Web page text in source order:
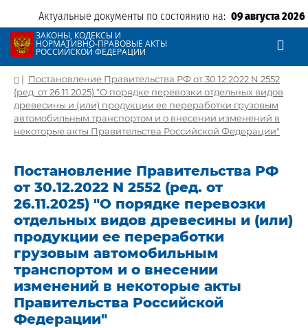
Актуальные документы по состоянию на: 09 августа 2026
ЗАКОНЫ, КОДЕКСЫ И
НОРМАТИВНО-ПРАВОВЫЕ АКТЫ
РОССИЙСКОЙ ФЕДЕРАЦИИ
| Постановление Правительства РФ от 30.12.2022 N 2552
(ред. от 26.11.2025) "О порядке перевозки отдельных видов
древесины и (или) продукции ее переработки грузовым
автомобильным транспортом и о внесении изменений в
некоторые акты Правительства Российской Федерации"
Постановление Правительства РФ
от 30.12.2022 N 2552 (ред. от
26.11.2025) "О порядке перевозки
отдельных видов древесины и (или)
продукции ее переработки
грузовым автомобильным
транспортом и о внесении
изменений в некоторые акты
Правительства Российской
Федерации"